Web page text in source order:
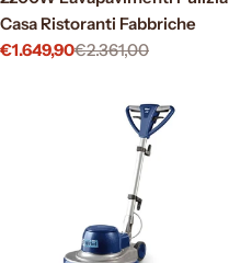
Casa Ristoranti Fabbriche
Prezzo
€1.649,90
Prezzo
€2.361,00